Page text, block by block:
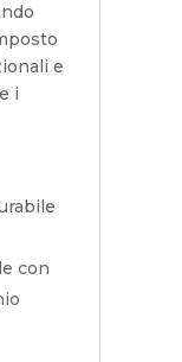
e
i
con